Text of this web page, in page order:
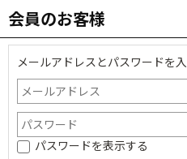
会員のお客様
メールアドレスとパスワードを
パスワードを表示する